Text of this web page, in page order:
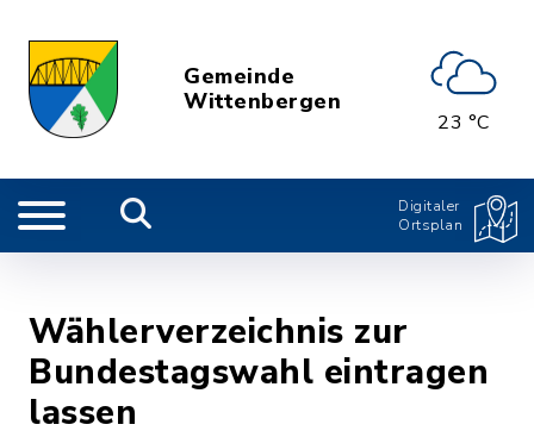
Gemeinde
Wittenbergen
23 °C
Digitaler
Ortsplan
Wählerverzeichnis zur
Bundestagswahl eintragen
lassen